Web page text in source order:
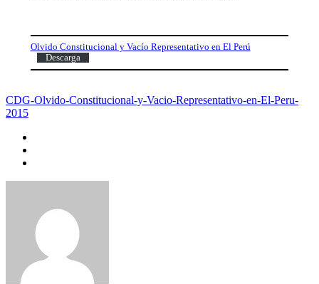
Olvido Constitucional y Vacío Representativo en El Perú
Descarga
CDG-Olvido-Constitucional-y-Vacio-Representativo-en-El-Peru-
2015